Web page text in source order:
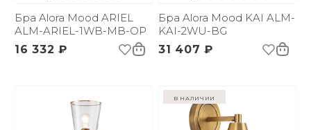
Бра Alora Mood ARIEL
ALM-ARIEL-1WB-MB-OP
16 332 ₽
Бра Alora Mood KAI ALM-
KAI-2WU-BG
31 407 ₽
в наличии